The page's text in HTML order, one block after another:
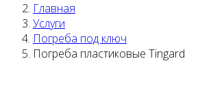
Главная
Услуги
Погреба под ключ
Погреба пластиковые Tingard